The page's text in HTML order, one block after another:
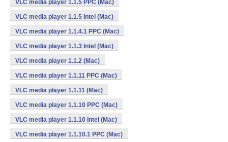
VLC media player 1.1.5 PPC (Mac)
VLC media player 1.1.5 Intel (Mac)
VLC media player 1.1.4.1 PPC (Mac)
VLC media player 1.1.3 Intel (Mac)
VLC media player 1.1.2 (Mac)
VLC media player 1.1.11 PPC (Mac)
VLC media player 1.1.11 (Mac)
VLC media player 1.1.10 PPC (Mac)
VLC media player 1.1.10 Intel (Mac)
VLC media player 1.1.10.1 PPC (Mac)